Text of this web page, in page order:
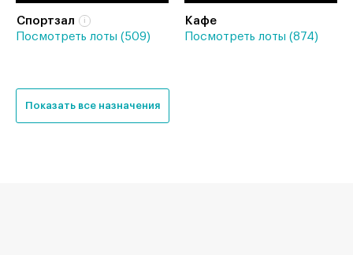
Спортзал
Посмотреть лоты (509)
Кафе
Посмотреть лоты (874)
Показать все назначения